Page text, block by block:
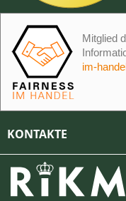
Mitglied
im-
KONTAKTE